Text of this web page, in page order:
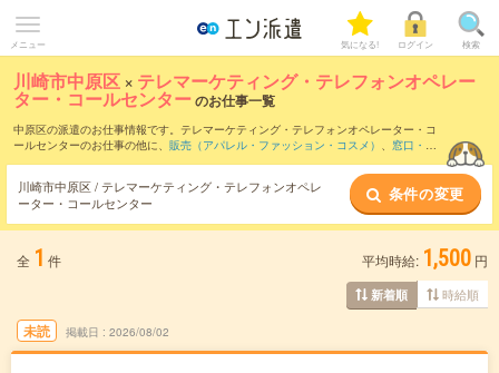
メニュー 気になる! ログイン 検索
川崎市中原区 × テレマーケティング・テレフォンオペレー
ター・コールセンターのお仕事一覧
中原区の派遣のお仕事情報です。テレマーケティング・テレフォンオペレーター・コ
ールセンターのお仕事の他に、 販売（アパレル・ファッション・コスメ） 、 窓口・シ
などのこだわり条件で絞り込ん
でいただけます。職種辞典：テレマーケティング・テレフォンオペレーター・コール
センターのお仕事とは？とは？
川崎市中原区 / テレマーケティング・テレフォンオペレ
ーター・コールセンター
条件の変更
全 1 件 平均時給: 1,500 円
新着順 時給順
未読 掲載日 2026/08/02